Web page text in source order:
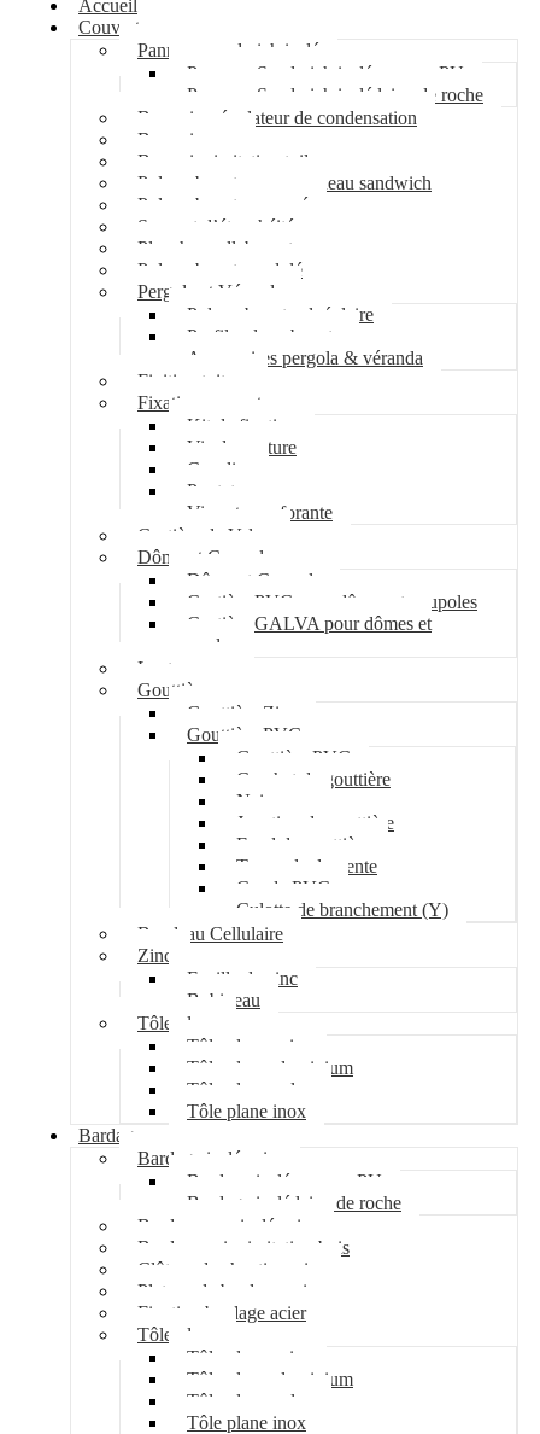
Accueil
Couverture
Panneau sandwich isolé
Panneau Sandwich isolé mousse PU
Panneau Sandwich isolé laine de roche
Bac acier régulateur de condensation
Bac acier sec
Bac acier imitation tuile
Polycarbonate pour panneau sandwich
Polycarbonate nervuré
Support d’étanchéité
Plancher collaborant
Polycarbonate ondulé
Pergola et Véranda
Polycarbonate alvéolaire
Profil polycarbonate
Accessoires pergola & véranda
Finition toiture
Fixation couverture
Kit de fixation
Vis de couture
Cavalier
Pontet
Vis auto-perforante
Costière de Velux
Dôme et Coupole
Dôme et Coupole
Costière PVC pour dômes et coupoles
Costière GALVA pour dômes et
coupoles
Lanterneau
Gouttière
Gouttière Zinc
Gouttière PVC
Gouttière PVC
Crochet de gouttière
Naissance
Jonction de gouttière
Fond de gouttière
Tuyau de descente
Coude PVC
Culotte de branchement (Y)
Bandeau Cellulaire
Zinc
Feuille de zinc
Bobineau
Tôle plane
Tôle plane acier
Tôle plane aluminium
Tôle plane galva
Tôle plane inox
Bardage
Bardage isolé acier
Bardage isolé mousse PU
Bardage isolé laine de roche
Bardage non isolé acier
Bardage acier imitation bois
Clôture de chantier acier
Plateau de bardage acier
Fixation bardage acier
Tôle plane
Tôle plane acier
Tôle plane aluminium
Tôle plane galva
Tôle plane inox